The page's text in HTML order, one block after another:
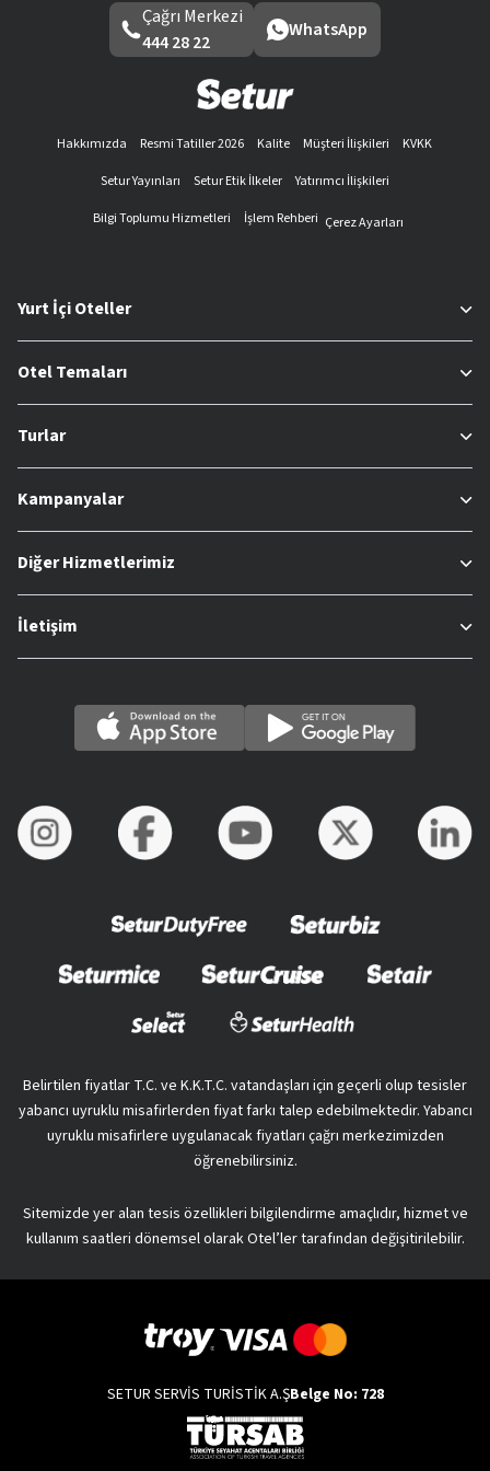
Çağrı Merkezi
444 28 22
WhatsApp
Hakkımızda Resmi Tatiller 2026 Kalite Müşteri İlişkileri
KVKK
Setur Yayınları
Setur Etik İlkeler
Yatırımcı İlişkileri
Bilgi Toplumu Hizmetleri
İşlem Rehberi Çerez Ayarları
Yurt İçi Oteller
Otel Temaları
Turlar
Kampanyalar
Diğer Hizmetlerimiz
İletişim
Belirtilen fiyatlar T.C. ve K.K.T.C. vatandaşları için geçerli olup tesisler
yabancı uyruklu misafirlerden fiyat farkı talep edebilmektedir. Yabancı
uyruklu misafirlere uygulanacak fiyatları çağrı merkezimizden
öğrenebilirsiniz.
Sitemizde yer alan tesis özellikleri bilgilendirme amaçlıdır, hizmet ve
kullanım saatleri dönemsel olarak Otel’ler tarafından değişitirilebilir.
SETUR SERVİS TURİSTİK A.ŞBelge No: 728